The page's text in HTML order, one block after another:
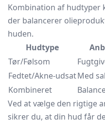
Kombination af hudtyper
der balancerer
huden.
Hudtype
Tør/Følsom
Fedtet/Akne-udsatMed
Kombineret
Ved at vælge den rigtige
sikrer du, at din hud får